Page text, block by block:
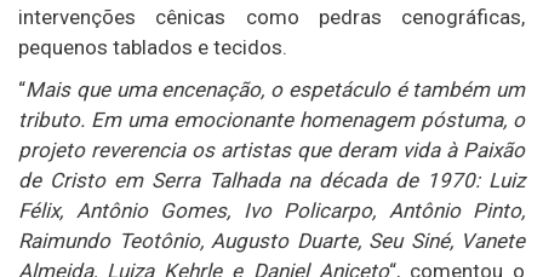
intervenções cênicas como pedras cenográficas,
pequenos tablados e tecidos.
“Mais que uma encenação, o espetáculo é também um
tributo. Em uma emocionante homenagem póstuma, o
projeto reverencia os artistas que deram vida à Paixão
de Cristo em Serra Talhada na década de 1970: Luiz
Félix, Antônio Gomes, Ivo Policarpo, Antônio Pinto,
Raimundo Teotônio, Augusto Duarte, Seu Siné, Vanete
Almeida, Luiza Kehrle e Daniel Aniceto“, comentou o